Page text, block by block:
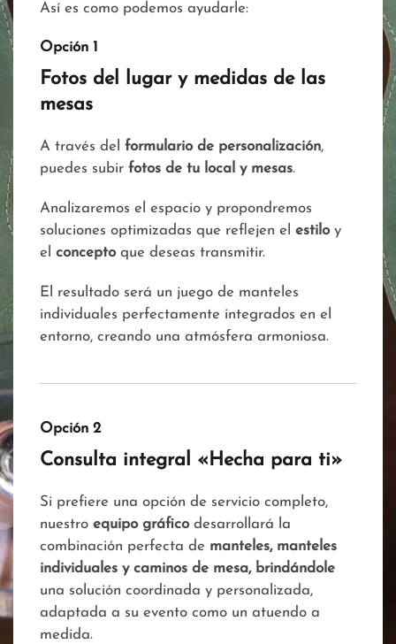
Así es como podemos ayudarle:
Opción 1
Fotos del lugar y medidas de las
mesas
A través del formulario de personalización,
puedes subir fotos de tu local y mesas.
Analizaremos el espacio y propondremos
soluciones optimizadas que reflejen el estiloy
el conceptoque deseas transmitir.
El resultado será un juego de manteles
individuales perfectamente integrados en el
entorno, creando una atmósfera armoniosa.
Opción 2
Consulta integral «Hecha para ti»
Si prefiere una opción de servicio completo,
nuestro equipo gráficodesarrollará la
combinación perfecta de manteles, manteles
individuales y caminos de mesa, brindándole
una solución coordinada y personalizada,
adaptada a su evento como un atuendo a
medida.